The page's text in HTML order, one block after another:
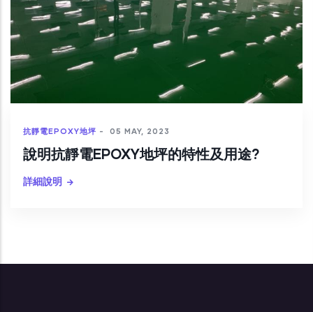
抗靜電EPOXY地坪 - 05 MAY, 2023
說明抗靜電EPOXY地坪的特性及用途?
詳細說明